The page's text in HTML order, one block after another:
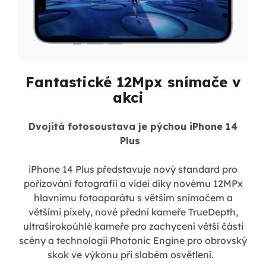
Fantastické 12Mpx snímače v
akci
Dvojitá fotosoustava je pýchou iPhone 14
Plus
iPhone 14 Plus představuje nový standard pro
pořizování fotografií a videí díky novému 12MPx
hlavnímu fotoaparátu s větším snímačem a
většími pixely, nové přední kameře TrueDepth,
ultraširokoúhlé kameře pro zachycení větší části
scény a technologii Photonic Engine pro obrovský
skok ve výkonu při slabém osvětlení.